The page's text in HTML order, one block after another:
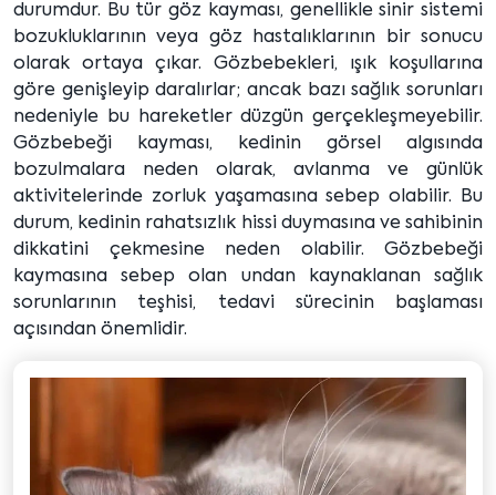
durumdur. Bu tür göz kayması, genellikle sinir sistemi
bozukluklarının veya göz hastalıklarının bir sonucu
olarak ortaya çıkar. Gözbebekleri, ışık koşullarına
göre genişleyip daralırlar; ancak bazı sağlık sorunları
nedeniyle bu hareketler düzgün gerçekleşmeyebilir.
Gözbebeği kayması, kedinin görsel algısında
bozulmalara neden olarak, avlanma ve günlük
aktivitelerinde zorluk yaşamasına sebep olabilir. Bu
durum, kedinin rahatsızlık hissi duymasına ve sahibinin
dikkatini çekmesine neden olabilir. Gözbebeği
kaymasına sebep olan undan kaynaklanan sağlık
sorunlarının teşhisi, tedavi sürecinin başlaması
açısından önemlidir.